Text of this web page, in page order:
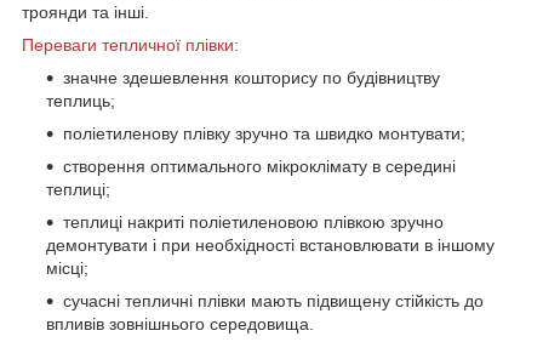
троянди та інші.
Переваги тепличної плівки:
значне здешевлення кошторису по будівництву
теплиць;
поліетиленову плівку зручно та швидко монтувати;
створення оптимального мікроклімату в середині
теплиці;
теплиці накриті поліетиленовою плівкою зручно
демонтувати і при необхідності встановлювати в іншому
місці;
сучасні тепличні плівки мають підвищену стійкість до
впливів зовнішнього середовища.